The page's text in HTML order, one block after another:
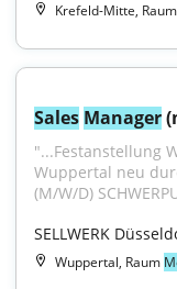
Krefeld-Mitte, Raum
Sales Manager
"...Festanstellung
Wuppertal neu
(M/W/D)
SELLWERK
Wuppertal, Raum